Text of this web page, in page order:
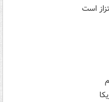
است